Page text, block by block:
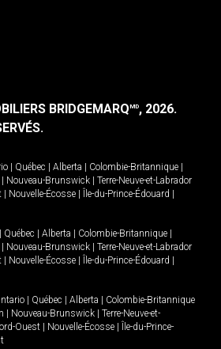
BRIDGEMARQMD, 2026.
Québec Alberta Colombie-Britannique
Nouveau-Brunswick
Terre-Neuve-et-Labrador
Nouvelle-Écosse Île-du-Prince-Édouard
Québec Alberta Colombie-Britannique
Nouveau-Brunswick
Terre-Neuve-et-Labrador
Nouvelle-Écosse Île-du-Prince-Édouard
Québec Alberta
Colombie-Britannique
Nouveau-Brunswick
Terre-Neuve-et-
Ouest Nouvelle-Écosse
Île-du-Prince-